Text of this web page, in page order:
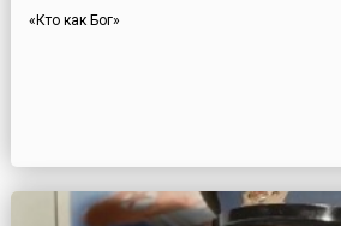
«Кто как Бог»